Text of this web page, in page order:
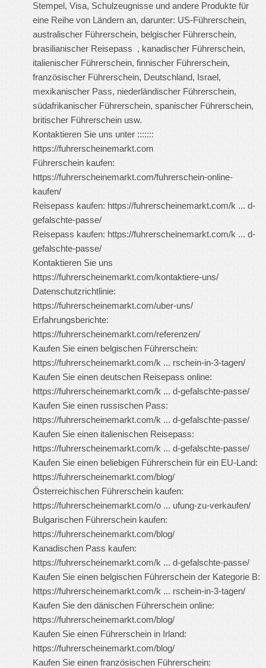
Stempel, Visa, Schulzeugnisse und andere Produkte für
eine Reihe von Ländern an, darunter: US-Führerschein,
australischer Führerschein, belgischer Führerschein,
brasilianischer Reisepass , kanadischer Führerschein,
italienischer Führerschein, finnischer Führerschein,
französischer Führerschein, Deutschland, Israel,
mexikanischer Pass, niederländischer Führerschein,
südafrikanischer Führerschein, spanischer Führerschein,
britischer Führerschein usw.
Kontaktieren Sie uns unter :::::::
https://fuhrerscheinemarkt.com
Führerschein kaufen:
https://fuhrerscheinemarkt.com/fuhrerschein-online-
kaufen/
Reisepass kaufen: https://fuhrerscheinemarkt.com/k ... d-
gefalschte-passe/
Reisepass kaufen: https://fuhrerscheinemarkt.com/k ... d-
gefalschte-passe/
Kontaktieren Sie uns
https://fuhrerscheinemarkt.com/kontaktiere-uns/
Datenschutzrichtlinie:
https://fuhrerscheinemarkt.com/uber-uns/
Erfahrungsberichte:
https://fuhrerscheinemarkt.com/referenzen/
Kaufen Sie einen belgischen Führerschein:
https://fuhrerscheinemarkt.com/k ... rschein-in-3-tagen/
Kaufen Sie einen deutschen Reisepass online:
https://fuhrerscheinemarkt.com/k ... d-gefalschte-passe/
Kaufen Sie einen russischen Pass:
https://fuhrerscheinemarkt.com/k ... d-gefalschte-passe/
Kaufen Sie einen italienischen Reisepass:
https://fuhrerscheinemarkt.com/k ... d-gefalschte-passe/
Kaufen Sie einen beliebigen Führerschein für ein EU-Land:
https://fuhrerscheinemarkt.com/blog/
Österreichischen Führerschein kaufen:
https://fuhrerscheinemarkt.com/o ... ufung-zu-verkaufen/
Bulgarischen Führerschein kaufen:
https://fuhrerscheinemarkt.com/blog/
Kanadischen Pass kaufen:
https://fuhrerscheinemarkt.com/k ... d-gefalschte-passe/
Kaufen Sie einen belgischen Führerschein der Kategorie B:
https://fuhrerscheinemarkt.com/k ... rschein-in-3-tagen/
Kaufen Sie den dänischen Führerschein online:
https://fuhrerscheinemarkt.com/blog/
Kaufen Sie einen Führerschein in Irland:
https://fuhrerscheinemarkt.com/blog/
Kaufen Sie einen französischen Führerschein: